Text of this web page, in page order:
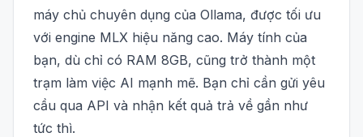
máy chủ chuyên dụng của Ollama, được tối ưu
với engine MLX hiệu năng cao. Máy tính của
bạn, dù chỉ có RAM 8GB, cũng trở thành một
trạm làm việc AI mạnh mẽ. Bạn chỉ cần gửi yêu
cầu qua API và nhận kết quả trả về gần như
tức thì.